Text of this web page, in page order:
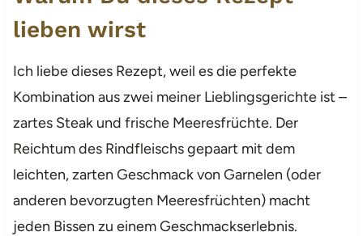
lieben wirst
Ich liebe dieses Rezept, weil es die perfekte
Kombination aus zwei meiner Lieblingsgerichte ist –
zartes Steak und frische Meeresfrüchte. Der
Reichtum des Rindfleischs gepaart mit dem
leichten, zarten Geschmack von Garnelen (oder
anderen bevorzugten Meeresfrüchten) macht
jeden Bissen zu einem Geschmackserlebnis.